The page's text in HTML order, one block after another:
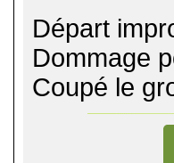
Départ
Dommage
Coupé le